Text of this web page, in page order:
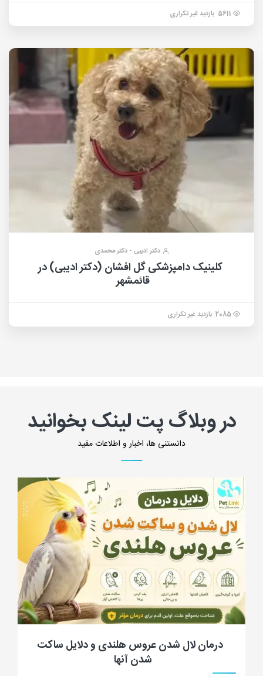
5611 بازدید غیر تکراری
دکتر ادیبی - دکتر محمدی
کلینیک دامپزشکی گل افشان (دکتر ادیبی) در
قائمشهر
2085 بازدید غیر تکراری
در وبلاگ پت لینک بخوانید
دانستنی ها، اخبار و اطلاعات مفید
جرب گوش گربه؛ علائم، علت، تشخیص، درمان
و پیشگیری از کنه گوش گربه